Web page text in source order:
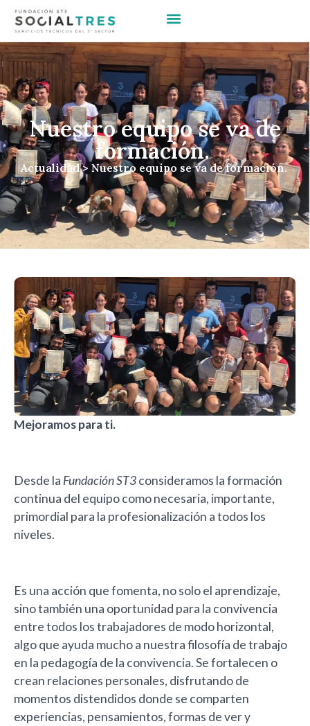
Nuestro equipo se va de
formación.
Actualidad> Nuestro equipo se va de formación.
Mejoramos para ti.
Desde la Fundación ST3consideramos la formación
continua del equipo como necesaria, importante,
primordial para la profesionalización a todos los
niveles.
Es una acción que fomenta, no solo el aprendizaje,
sino también una oportunidad para la convivencia
entre todos los trabajadores de modo horizontal,
algo que ayuda mucho a nuestra filosofía de trabajo
en la pedagogía de la convivencia. Se fortalecen o
crean relaciones personales, disfrutando de
momentos distendidos donde se comparten
experiencias, pensamientos, formas de ver y